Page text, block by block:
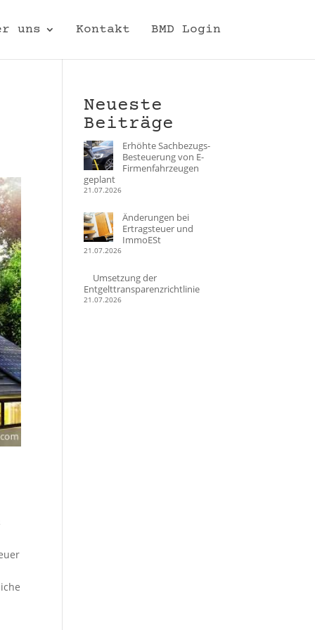
uns Kontakt BMD Login
Neueste
Beiträge
Erhöhte Sachbezugs-
Besteuerung von E-
Firmenfahrzeugen
geplant
21.07.2026
Änderungen bei
Ertragsteuer und
ImmoESt
21.07.2026
Umsetzung der
Entgelttransparenzrichtlinie
21.07.2026